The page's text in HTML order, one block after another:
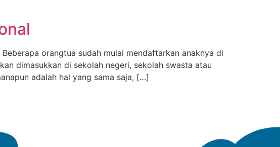
orangtua sudah mulai mendaftarkan anaknya di
dimasukkan di sekolah negeri, sekolah swasta atau
adalah hal yang sama saja, […]